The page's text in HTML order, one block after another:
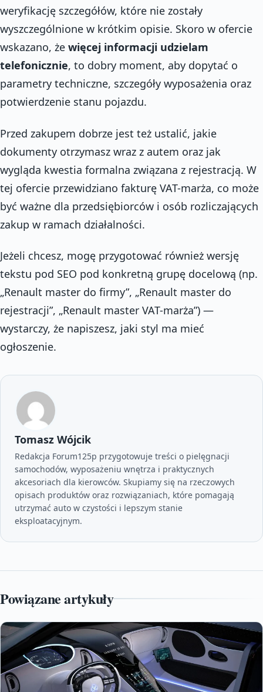
weryfikację szczegółów, które nie zostały
wyszczególnione w krótkim opisie. Skoro w ofercie
wskazano, że więcej informacji udzielam
telefonicznie, to dobry moment, aby dopytać o
parametry techniczne, szczegóły wyposażenia oraz
potwierdzenie stanu pojazdu.
Przed zakupem dobrze jest też ustalić, jakie
dokumenty otrzymasz wraz z autem oraz jak
wygląda kwestia formalna związana z rejestracją. W
tej ofercie przewidziano fakturę VAT-marża, co może
być ważne dla przedsiębiorców i osób rozliczających
zakup w ramach działalności.
Jeżeli chcesz, mogę przygotować również wersję
tekstu pod SEO pod konkretną grupę docelową (np.
„Renault master do firmy”, „Renault master do
rejestracji”, „Renault master VAT-marża”) —
wystarczy, że napiszesz, jaki styl ma mieć
ogłoszenie.
Tomasz Wójcik
Redakcja Forum125p przygotowuje treści o pielęgnacji
samochodów, wyposażeniu wnętrza i praktycznych
akcesoriach dla kierowców. Skupiamy się na rzeczowych
opisach produktów oraz rozwiązaniach, które pomagają
utrzymać auto w czystości i lepszym stanie
eksploatacyjnym.
Powiązane artykuły